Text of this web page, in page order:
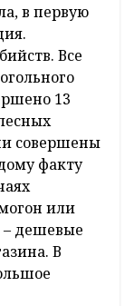
в первую
Все
13
совершены
факту
или
– дешевые
В